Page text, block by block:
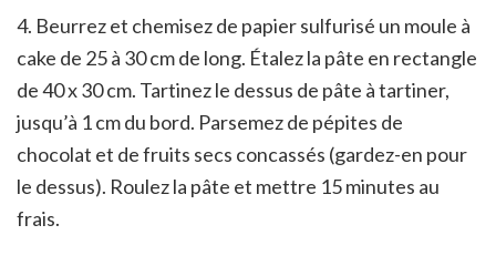
4. Beurrez et chemisez de papier sulfurisé un moule à
cake de 25 à 30 cm de long. Étalez la pâte en rectangle
de 40 x 30 cm. Tartinez le dessus de pâte à tartiner,
jusqu’à 1 cm du bord. Parsemez de pépites de
chocolat et de fruits secs concassés (gardez-en pour
le dessus). Roulez la pâte et mettre 15 minutes au
frais.